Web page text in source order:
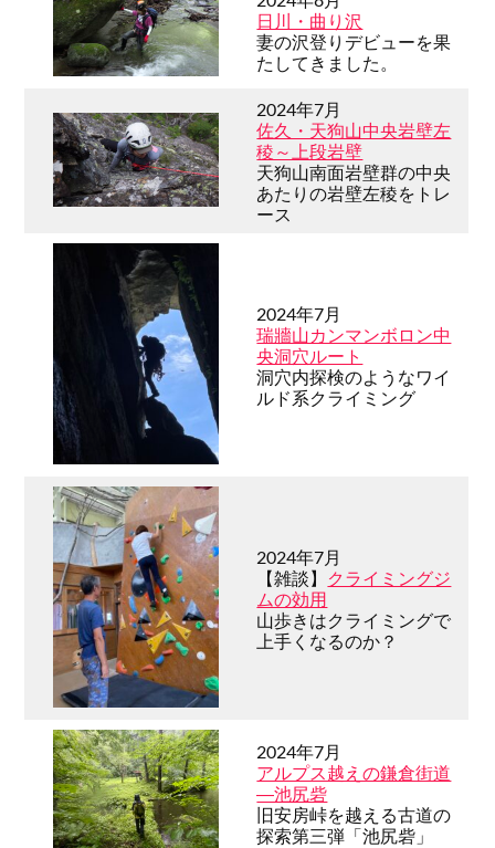
日川・曲り沢
妻の沢登りデビューを果
たしてきました。
2024年7月
佐久・天狗山中央岩壁左
稜～上段岩壁
天狗山南面岩壁群の中央
あたりの岩壁左稜をトレ
ース
2024年7月
瑞牆山カンマンボロン中
央洞穴ルート
洞穴内探検のようなワイ
ルド系クライミング
2024年7月
【雑談】 クライミングジ
ムの効用
山歩きはクライミングで
上手くなるのか？
2024年7月
アルプス越えの鎌倉街道
―池尻砦
旧安房峠を越える古道の
探索第三弾「池尻砦」